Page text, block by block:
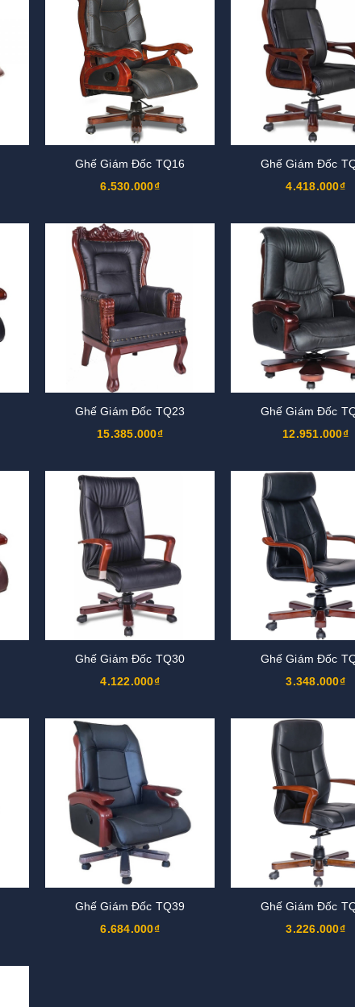
Ghế Giám Đốc TQ16
6.530.000₫
Ghế Giám Đốc
4.418.000₫
Ghế Giám Đốc TQ23
15.385.000₫
Ghế Giám Đốc
12.951.000₫
Ghế Giám Đốc TQ30
4.122.000₫
Ghế Giám Đốc
3.348.000₫
Ghế Giám Đốc TQ39
6.684.000₫
Ghế Giám Đốc
3.226.000₫